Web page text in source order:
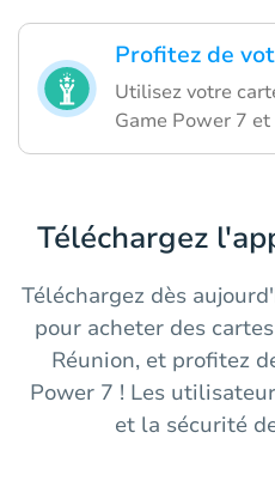
Profitez de
Utilisez votre
Game Power 7
Téléchargez
Téléchargez dès
pour acheter des
Réunion, et profitez
Power 7 ! Les
et la sécurité